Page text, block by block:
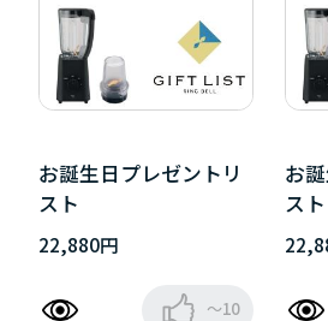
お誕生日プレゼントリ
スト
22,880円
～10
お
スト